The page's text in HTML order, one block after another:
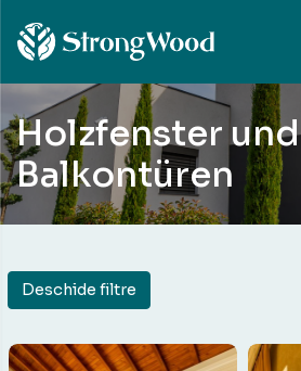
Holzfenster und
Balkontüren
Deschide filtre